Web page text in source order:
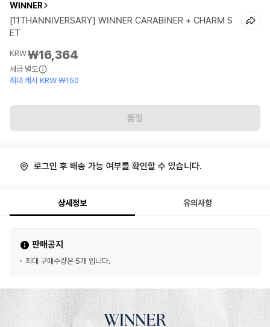
WINNER
[11THANNIVERSARY] WINNER CARABINER + CHARM S
ET
KRW₩16,364
세금 별도
최대 캐시 KRW ₩150
품절
로그인 후 배송 가능 여부를 확인할 수 있습니다.
상세정보 유의사항
판매공지
최대 구매수량은 5개 입니다.